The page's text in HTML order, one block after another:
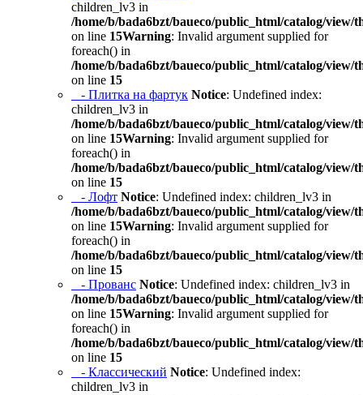
children_lv3 in
/home/b/bada6bzt/baueco/public_html/catalog/view/
on line 15Warning: Invalid argument supplied for
foreach() in
/home/b/bada6bzt/baueco/public_html/catalog/view/
on line 15
- Плитка на фартук Notice: Undefined index:
children_lv3 in
/home/b/bada6bzt/baueco/public_html/catalog/view/
on line 15Warning: Invalid argument supplied for
foreach() in
/home/b/bada6bzt/baueco/public_html/catalog/view/
on line 15
- Лофт Notice: Undefined index: children_lv3 in
/home/b/bada6bzt/baueco/public_html/catalog/view/
on line 15Warning: Invalid argument supplied for
foreach() in
/home/b/bada6bzt/baueco/public_html/catalog/view/
on line 15
- Прованс Notice: Undefined index: children_lv3 in
/home/b/bada6bzt/baueco/public_html/catalog/view/
on line 15Warning: Invalid argument supplied for
foreach() in
/home/b/bada6bzt/baueco/public_html/catalog/view/
on line 15
- Классический Notice: Undefined index:
children_lv3 in